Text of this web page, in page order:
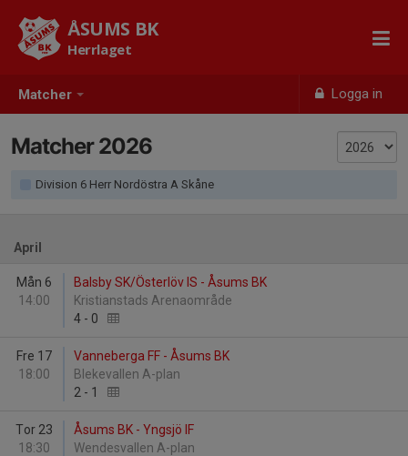
Matcher Logga in
ÅSUMS BK
Herrlaget
Matcher 2026
Division 6 Herr Nordöstra A Skåne
April
Mån 6
14:00
Balsby SK/Österlöv IS - Åsums BK
Kristianstads Arenaområde
4 - 0
Fre 17
18:00
Vanneberga FF - Åsums BK
Blekevallen A-plan
2 - 1
Tor 23
18:30
Åsums BK - Yngsjö IF
Wendesvallen A-plan